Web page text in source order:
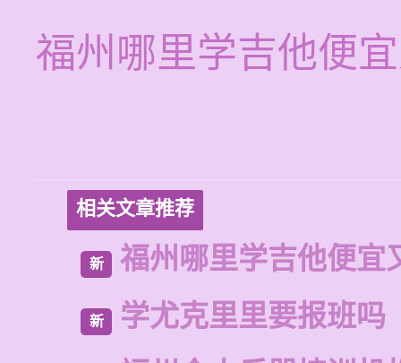
福州哪里学吉他便
相关文章推荐
新 福州哪里学吉他便宜
新
学尤克里里要报班吗